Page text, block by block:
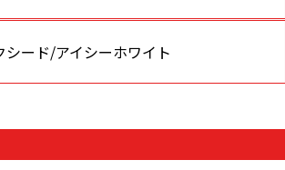
ード/アイシーホワイト